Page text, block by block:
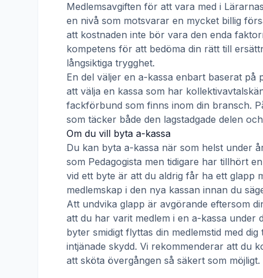
Medlemsavgiften för att vara med i
en nivå som motsvarar en mycket billig
att kostnaden inte bör vara den enda
kompetens för att bedöma din rätt till
långsiktiga trygghet.
En del väljer en a-kassa enbart baserat på
att välja en kassa som har
fackförbund som finns inom din bransch.
som täcker både den lagstadgade delen
Om du vill byta a-kassa
Du kan byta a-kassa när som helst under
som Pedagogista men tidigare har tillhört
vid ett byte är att du aldrig får ha ett glapp
medlemskap i den nya kassan innan du
Att undvika glapp är avgörande eftersom
att du har varit medlem i en a-kassa under
byter smidigt flyttas din medlemstid med
intjänade skydd. Vi rekommenderar att du
att sköta övergången så säkert som möjligt.